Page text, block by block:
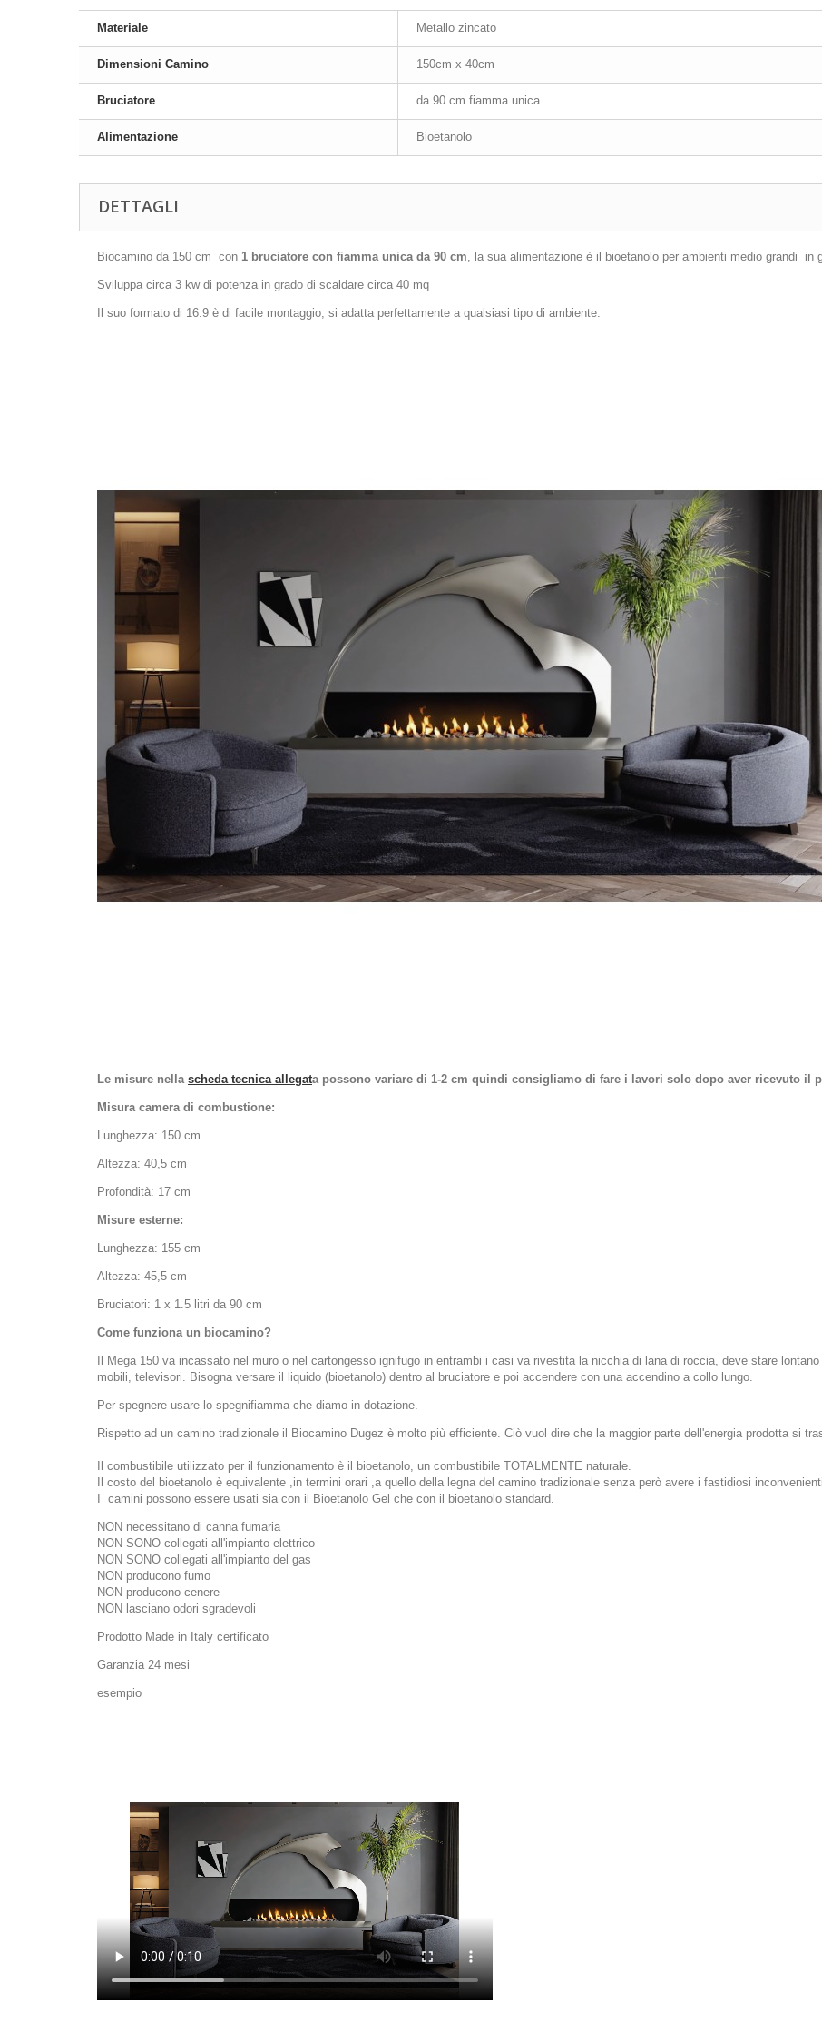
Materiale Metallo zincato
Dimensioni Camino 150cm x 40cm
Bruciatore da 90 cm fiamma unica
Alimentazione Bioetanolo
DETTAGLI
Biocamino da 150 cm con 1 bruciatore con fiamma unica da 90 cm, la sua alimentazione è il bioetanolo per ambienti medio grandi in
Sviluppa circa 3 kw di potenza in grado di scaldare circa 40 mq
Il suo formato di 16:9 è di facile montaggio, si adatta perfettamente a qualsiasi tipo di ambiente.
Le misure nella scheda tecnica allegata possono variare di 1-2 cm quindi consigliamo di fare i lavori solo dopo aver ricevuto il
Misura camera di combustione:
Lunghezza: 150 cm
Altezza: 40,5 cm
Profondità: 17 cm
Misure esterne:
Lunghezza: 155 cm
Altezza: 45,5 cm
Bruciatori: 1 x 1.5 litri da 90 cm
Come funziona un biocamino?
Il Mega 150 va incassato nel muro o nel cartongesso ignifugo in entrambi i casi va rivestita la nicchia di lana di roccia, deve stare
mobili, televisori. Bisogna versare il liquido (bioetanolo) dentro al bruciatore e poi accendere con una accendino a collo lungo.
Per spegnere usare lo spegnifiamma che diamo in dotazione.
Rispetto ad un camino tradizionale il Biocamino Dugez è molto più efficiente. Ciò vuol dire che la maggior parte dell'energia prodotta si
Il combustibile utilizzato per il funzionamento è il bioetanolo, un combustibile TOTALMENTE naturale.
Il costo del bioetanolo è equivalente ,in termini orari ,a quello della legna del camino tradizionale senza però avere i fastidiosi
I camini possono essere usati sia con il Bioetanolo Gel che con il bioetanolo standard.
NON necessitano di canna fumaria
NON SONO collegati all'impianto elettrico
NON SONO collegati all'impianto del gas
NON producono fumo
NON producono cenere
NON lasciano odori sgradevoli
Prodotto Made in Italy certificato
Garanzia 24 mesi
esempio